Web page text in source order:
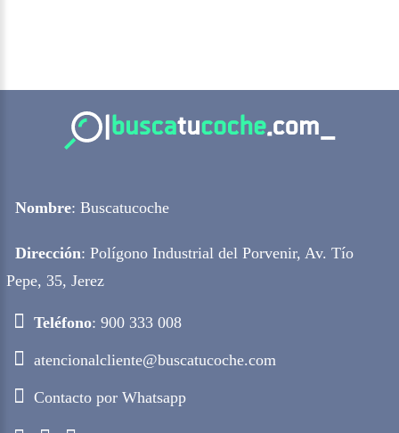
Nombre: Buscatucoche
Dirección: Polígono Industrial del Porvenir, Av. Tío
Pepe, 35, Jerez
Teléfono: 900 333 008
atencionalcliente@buscatucoche.com
Contacto por Whatsapp